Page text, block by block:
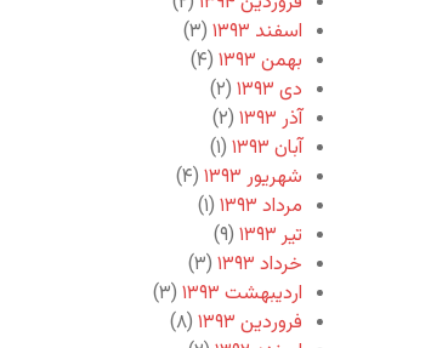
اسفند ۱۳۹۳
(۳)
بهمن ۱۳۹۳
(۴)
دی ۱۳۹۳
(۲)
آذر ۱۳۹۳
(۲)
آبان ۱۳۹۳
(۱)
شهریور ۱۳۹۳
(۴)
مرداد ۱۳۹۳
(۱)
تیر ۱۳۹۳
(۹)
خرداد ۱۳۹۳
(۳)
اردیبهشت ۱۳۹۳
(۳)
فروردین ۱۳۹۳
(۸)